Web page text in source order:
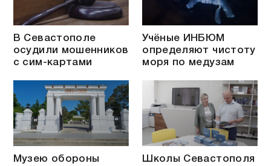
В Севастополе
осудили мошенников
с сим-картами
Учёные ИНБЮМ
определяют чистоту
моря по медузам
Музею обороны
Школы Севастополя